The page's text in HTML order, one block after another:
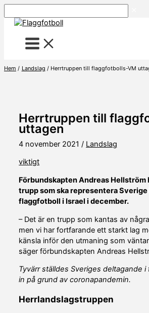
till
Hem Landslag Herrtruppen till flaggfotbolls-VM
Herrtruppen till
uttagen
4 november 2021/ Landslag
viktigt
Förbundskapten Andreas Hellström
trupp som ska representera Sverige
flaggfotboll i Israel i december.
– Det är en trupp som kantas av
men vi har fortfarande ett starkt lag
känsla inför den utmaning som
säger förbundskapten Andreas
Tyvärr ställdes Sveriges deltagande
in på grund av coronapandemin.
Herrlandslagstruppen